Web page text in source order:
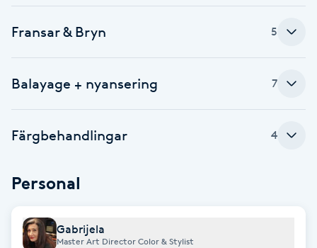
Healing
Herrklippning
HIFU
Hollywood Peel
Hot Stone Massage
Fransar & Bryn 5
Balayage + nyansering 7
Färgbehandlingar 4
Personal
Gabrijela
Master Art Director Color & Stylist